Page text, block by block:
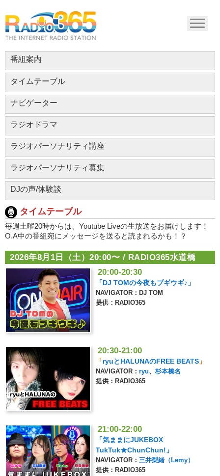
番組案内
タイムテーブル
ナビゲーター
ラジオドラマ
ラジオパーソナリティ講座
ラジオパーソナリティ募集
DJの声/体験談
タイムテーブル
毎週土曜20時からは、Youtube Liveの生放送をお届けします！
O.A中の番組宛にメッセージを送ると読まれるかも！？
2026年8月1日（土）20:00〜 / RADIO365水道橋
20:00-20:30
「DJ TOMの今夜もブギウギ♪」
NAVIGATOR：DJ TOM
提供：RADIO365
20:30-21:00
「ryuとHALUNAのFREE BEATS 」
NAVIGATOR：ryu、杉本榛名
提供：RADIO365
21:00-22:00
「気ままにJUKEBOX
TukTuk★ChunChun!」
NAVIGATOR： 三井梨緒（Lemy）
提供：RADIO365